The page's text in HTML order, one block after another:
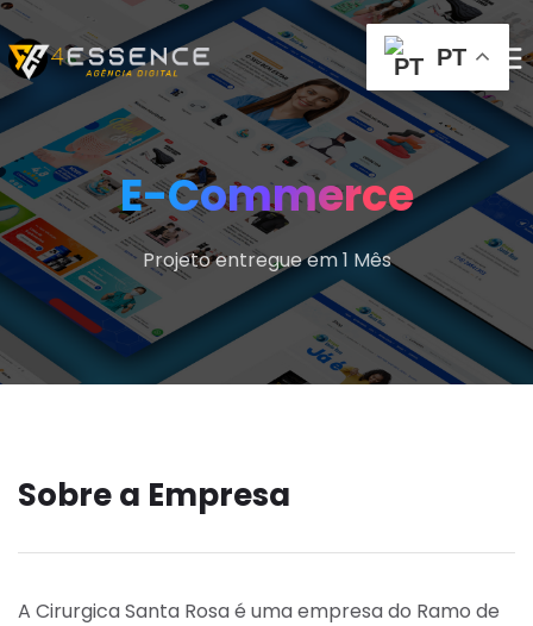
E-Commerce
Projeto entregue em 1 Mês
Sobre a Empresa
A Cirurgica Santa Rosa é uma empresa do Ramo de
PT